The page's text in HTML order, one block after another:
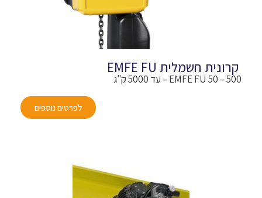
קרונית חשמלית EMFE FU
EMFE FU 50 – 500 – עד 5000 ק"ג
לפרטים נוספים